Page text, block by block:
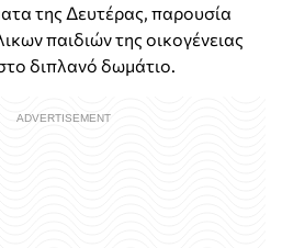
της Δευτέρας, παρουσία
παιδιών της οικογένειας
διπλανό δωμάτιο.